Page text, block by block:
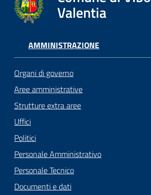
argomenti...
Seguici
su
Valentia
AMMINISTRAZIONE
Organi di governo
Aree amministrative
Strutture extra aree
Uffici
Politici
Personale Amministrativo
Personale Tecnico
Documenti e dati